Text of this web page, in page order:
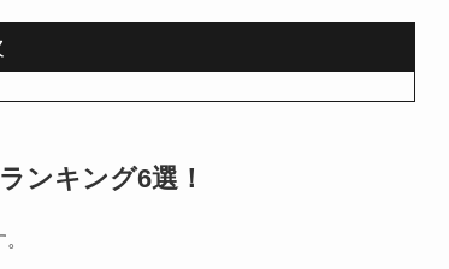
ンキング6選！